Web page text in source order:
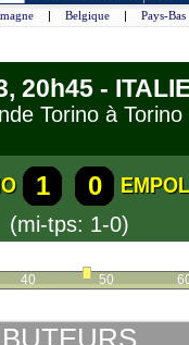
| Belgique | Pays-Bas
20h45 -
Torino à
1 0
(mi-tps: 1-0)
40 50
BUTEURS